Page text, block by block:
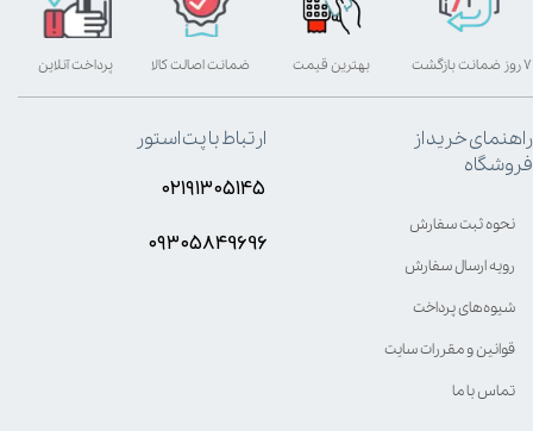
بهترین قیمت پرداخت آنلاین ۷ روز ضمانت بازگشت ضمانت اصالت کالا
راهنمای خرید از
فروشگاه
نحوه ثبت سفارش
رویه ارسال سفارش
شیوه‌های پرداخت
قوانین و مقررات سایت
تماس با ما
ارتباط با پت استور
۰۲۱۹۱۳۰۵۱۴۵
۰۹۳۰۵8۴9696